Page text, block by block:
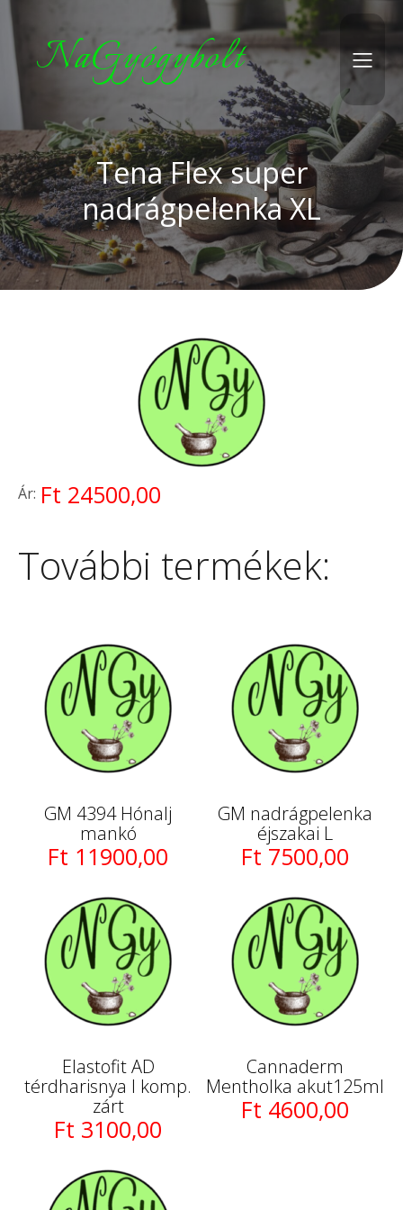
NaGyógybolt
Tena Flex super
nadrágpelenka XL
Ár: Ft 24500,00
További termékek:
GM 4394 Hónalj
mankó
Ft 11900,00
GM nadrágpelenka
éjszakai L
Ft 7500,00
Elastofit AD
térdharisnya I komp.
zárt
Ft 3100,00
Cannaderm
Mentholka akut125ml
Ft 4600,00